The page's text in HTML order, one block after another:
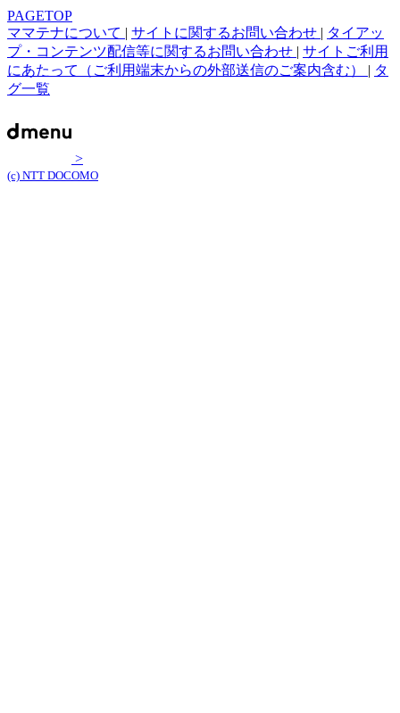
PAGETOP
ママテナについて | サイトに関するお問い合わせ | タイアッ
プ・コンテンツ配信等に関するお問い合わせ | サイトご利用
にあたって（ご利用端末からの外部送信のご案内含む） | タ
グ一覧
>
(c) NTT DOCOMO